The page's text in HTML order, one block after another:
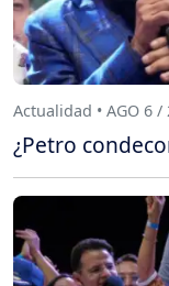
Actualidad • AGO 6 /
¿Petro